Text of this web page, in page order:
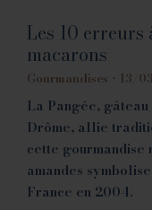
Les 10
macarons
Gourmandises 13/
La Pangée,
Drôme, allie
cette gourmandise
amandes
France en 2004.